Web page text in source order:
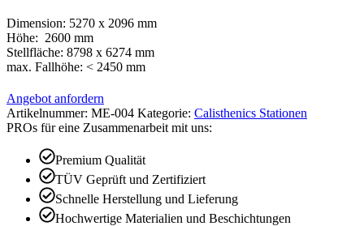
Dimension: 5270 x 2096 mm
Höhe: 2600 mm
Stellfläche: 8798 x 6274 mm
max. Fallhöhe: < 2450 mm
Angebot anfordern
Artikelnummer: ME-004 Kategorie: Calisthenics Stationen
PROs für eine Zusammenarbeit mit uns:
Premium Qualität
TÜV Geprüft und Zertifiziert
Schnelle Herstellung und Lieferung
Hochwertige Materialien und Beschichtungen